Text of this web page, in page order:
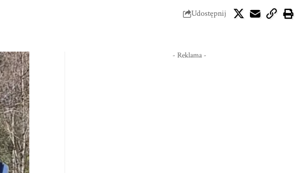
Udostępnij
- Reklama -